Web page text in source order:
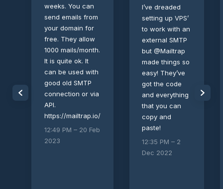
weeks. You can
send emails from
your domain for
free. They allow
1000 mails/month.
It is quite ok. It
can be used with
good old SMTP
connection or via
API.
https://mailtrap.io/
12:49 PM – 20 Feb
2023
I’ve dreaded
setting up VPS’
to work with an
external SMTP
but @Mailtrap
made things so
easy! They’ve
got the code
and everything
that you can
copy and
paste!
12:35 PM – 2
Dec 2022